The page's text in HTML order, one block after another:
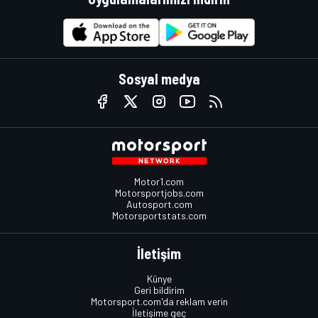
Sosyal medya
Motor1.com
Motorsportjobs.com
Autosport.com
Motorsportstats.com
İletişim
Künye
Geri bildirim
Motorsport.com'da reklam verin
İletişime geç